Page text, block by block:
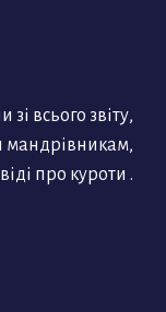
зі всього звіту,
мандрівникам,
про куроти .